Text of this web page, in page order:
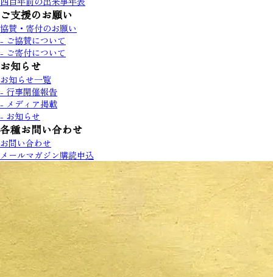
ご支援のお願い
協賛・寄付のお願い
- ご協賛について
- ご寄付について
お知らせ
お知らせ一覧
- 行事開催報告
- メディア掲載
- お知らせ
各種お問い合わせ
お問い合わせ
メールマガジン購読申込